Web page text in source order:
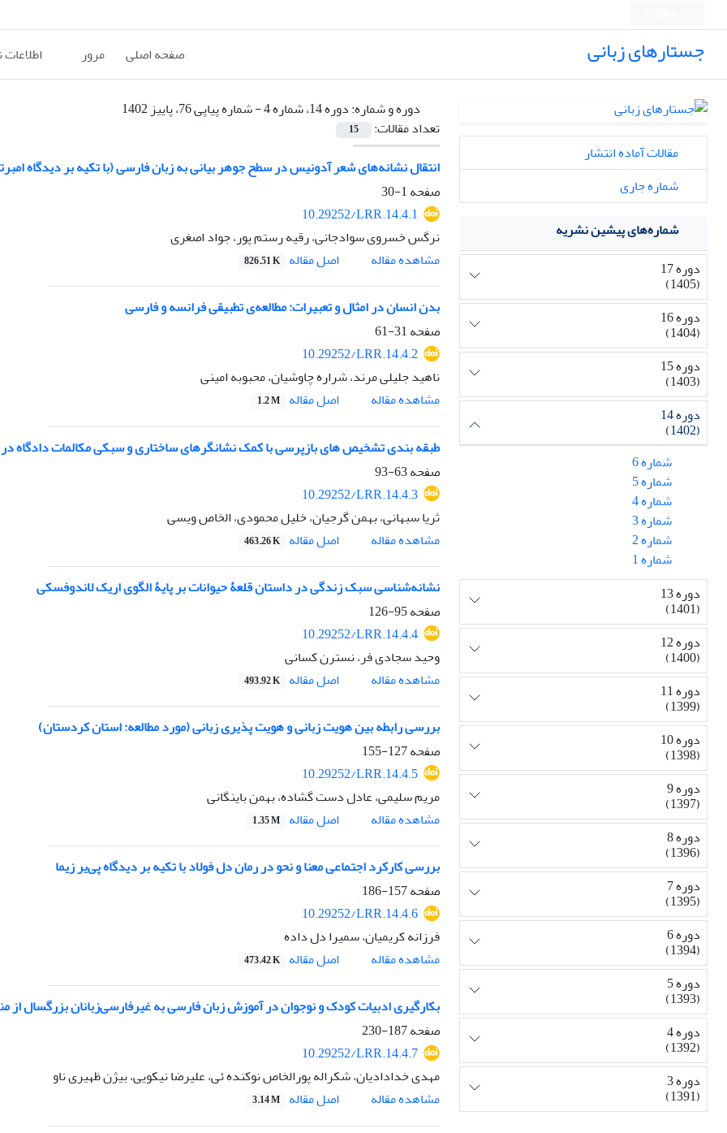
جستارهای زبانی صفحه اصلی مرور
دوره و شماره:دوره 14، شماره 4 - شماره پیاپی 76، پاییز 1402
تعداد مقالات:
15
انتقال نشانه‌های شعر آدونیس در سطح جوهر بیانی به زبان فارسی (با تکیه بر دیدگاه
صفحه1-30
10.29252/LRR.14.4.1
نرگس خسروی سوادجانی، رقیه رستم پور، جواد اصغری
مشاهده مقاله
اصل مقاله 826.51 K
بدن انسان در امثال و تعبیرات: مطالعه‌ی تطبیقی فرانسه و فارسی
صفحه31-61
10.29252/LRR.14.4.2
ناهید جلیلی مرند، شراره چاوشیان، محبوبه امینی
مشاهده مقاله
اصل مقاله 1.2 M
طبقه بندی تشخیص های بازپرسی با کمک نشانگرهای ساختاری و سبکی مکالمات دادگاه
صفحه63-93
10.29252/LRR.14.4.3
ثریا سبهانی، بهمن گرجیان، خلیل محمودی، الخاص ویسی
مشاهده مقاله
اصل مقاله 463.26 K
نشانه‌شناسی سبک زندگی در داستان قلعۀ حیوانات بر پایۀ الگوی اریک لاندوفسکی
صفحه95-126
10.29252/LRR.14.4.4
وحید سجادی فر، نسترن کسانی
مشاهده مقاله
اصل مقاله 493.92 K
بررسی رابطه بین هویت زبانی و هویت پذیری زبانی (مورد مطالعه: استان کردستان)
صفحه127-155
10.29252/LRR.14.4.5
مریم سلیمی، عادل دست گشاده، بهمن باینگانی
مشاهده مقاله
اصل مقاله 1.35 M
بررسی کارکرد اجتماعی معنا و نحو در رمان دل فولاد با تکیه بر دیدگاه پی‌یر زیما
صفحه157-186
10.29252/LRR.14.4.6
فرزانه کریمیان، سمیرا دل داده
مشاهده مقاله
اصل مقاله 473.42 K
بکارگیری ادبیات کودک و نوجوان در آموزش زبان فارسی به غیرفارسی‌‌زبانان بزرگسال از
صفحه187-230
10.29252/LRR.14.4.7
مهدی خدادادیان، شکراله پورالخاص نوکنده ئی، علیرضا نیکویی، بیژن ظهیری ناو
مشاهده مقاله
اصل مقاله 3.14 M
مقالات آماده انتشار
شماره جاری
شماره‌های پیشین نشریه
دوره 17
(1405)
دوره 16
(1404)
دوره 15
(1403)
دوره 14
(1402)
شماره 6
شماره 5
شماره 4
شماره 3
شماره 2
شماره 1
دوره 13
(1401)
دوره 12
(1400)
دوره 11
(1399)
دوره 10
(1398)
دوره 9
(1397)
دوره 8
(1396)
دوره 7
(1395)
دوره 6
(1394)
دوره 5
(1393)
دوره 4
(1392)
دوره 3
(1391)